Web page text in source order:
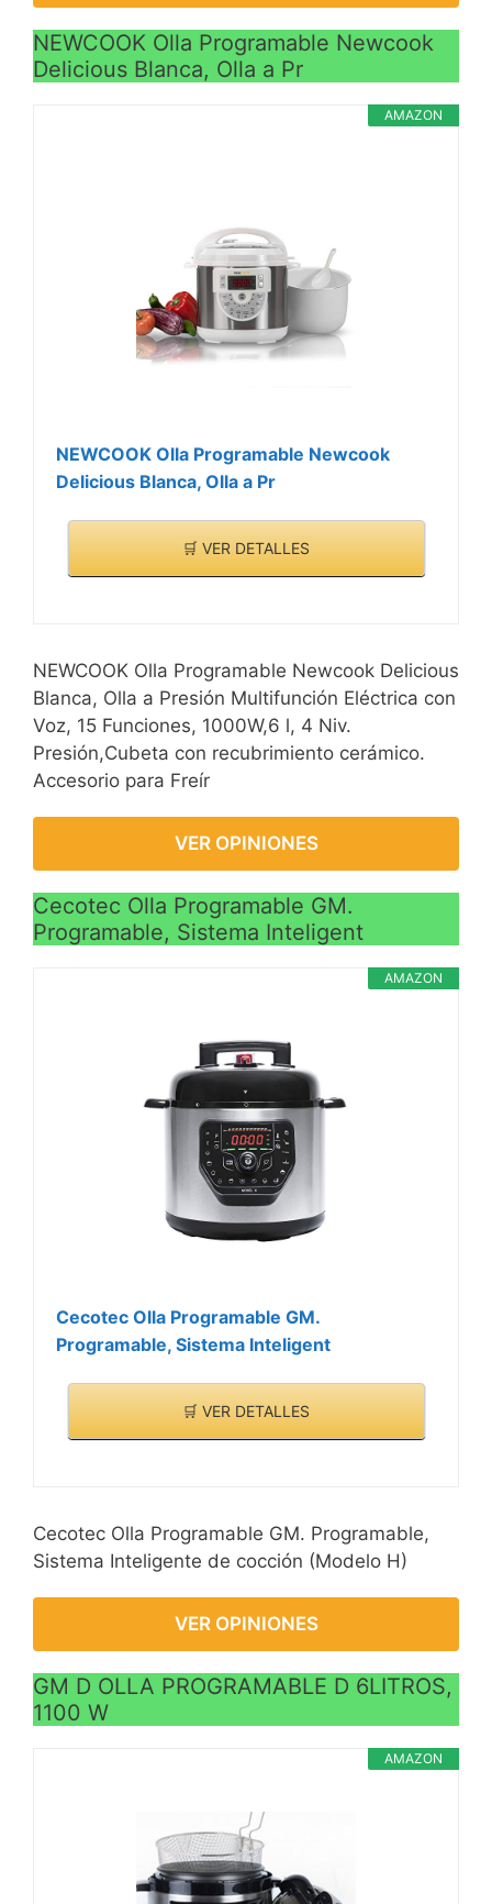
NEWCOOK Olla Programable Newcook
Delicious Blanca, Olla a Pr
AMAZON
NEWCOOK Olla Programable Newcook
Delicious Blanca, Olla a Pr
🛒 VER DETALLES
NEWCOOK Olla Programable Newcook Delicious
Blanca, Olla a Presión Multifunción Eléctrica con
Voz, 15 Funciones, 1000W,6 l, 4 Niv.
Presión,Cubeta con recubrimiento cerámico.
Accesorio para Freír
VER OPINIONES
Cecotec Olla Programable GM.
Programable, Sistema Inteligent
AMAZON
Cecotec Olla Programable GM.
Programable, Sistema Inteligent
🛒 VER DETALLES
Cecotec Olla Programable GM. Programable,
Sistema Inteligente de cocción (Modelo H)
VER OPINIONES
GM D OLLA PROGRAMABLE D 6LITROS,
1100 W
AMAZON